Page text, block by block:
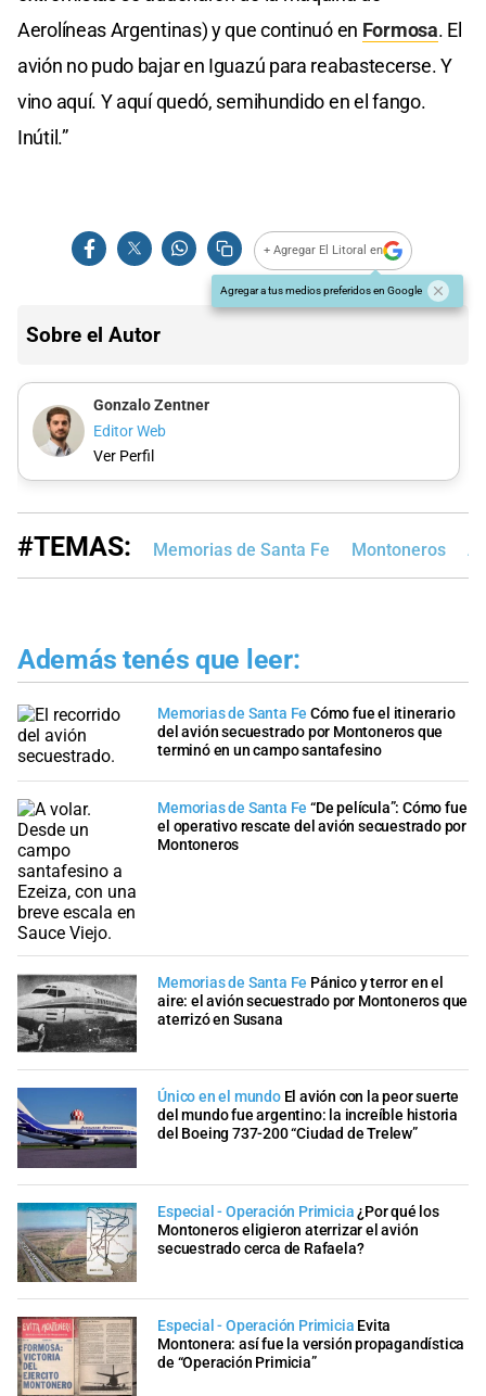
Aerolíneas Argentinas) y que continuó en Formosa. El
avión no pudo bajar en Iguazú para reabastecerse. Y
vino aquí. Y aquí quedó, semihundido en el fango.
Inútil.”
+ Agregar El Litoral en
Agregar a tus medios preferidos en Google
Sobre el Autor
Gonzalo Zentner
Editor Web
Ver Perfil
#TEMAS: Memorias de Santa Fe Montoneros
Además tenés que leer:
Memorias de Santa Fe Cómo fue el itinerario
del avión secuestrado por Montoneros que
terminó en un campo santafesino
Memorias de Santa Fe “De película”: Cómo fue
el operativo rescate del avión secuestrado por
Montoneros
Memorias de Santa Fe Pánico y terror en el
aire: el avión secuestrado por Montoneros que
aterrizó en Susana
Único en el mundo El avión con la peor suerte
del mundo fue argentino: la increíble historia
del Boeing 737-200 “Ciudad de Trelew”
Especial - Operación Primicia¿Por qué los
Montoneros eligieron aterrizar el avión
secuestrado cerca de Rafaela?
Especial - Operación Primicia Evita
Montonera: así fue la versión propagandística
de “Operación Primicia”